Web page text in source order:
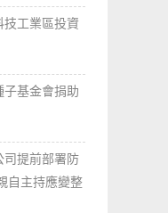
技工業區投資
子基金會捐助
司提前部署防
自主持應變整